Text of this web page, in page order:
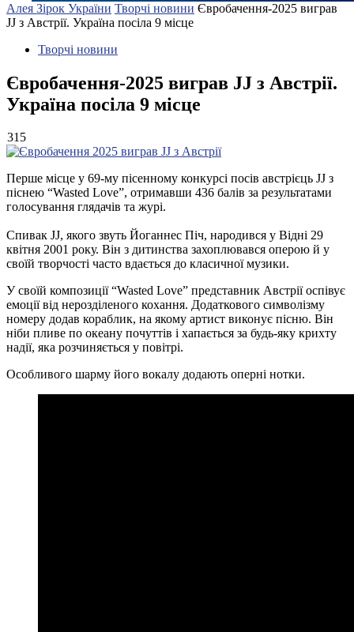
Алея Зірок України Творчі новини Євробачення-2025 виграв
JJ з Австрії. Україна посіла 9 місце
Творчі новини
Євробачення-2025 виграв JJ з Австрії.
Україна посіла 9 місце
315
Перше місце у 69-му пісенному конкурсі посів австрієць JJ з
піснею “Wasted Love”, отримавши 436 балів за результатами
голосування глядачів та журі.
Спивак JJ, якого звуть Йоганнес Піч, народився у Відні 29
квітня 2001 року. Він з дитинства захоплювався оперою й у
своїй творчості часто вдається до класичної музики.
У своїй композиції “Wasted Love” представник Австрії оспівує
емоції від нерозділеного кохання. Додаткового символізму
номеру додав кораблик, на якому артист виконує пісню. Він
ніби пливе по океану почуттів і хапається за будь-яку крихту
надії, яка розчиняється у повітрі.
Особливого шарму його вокалу додають оперні нотки.